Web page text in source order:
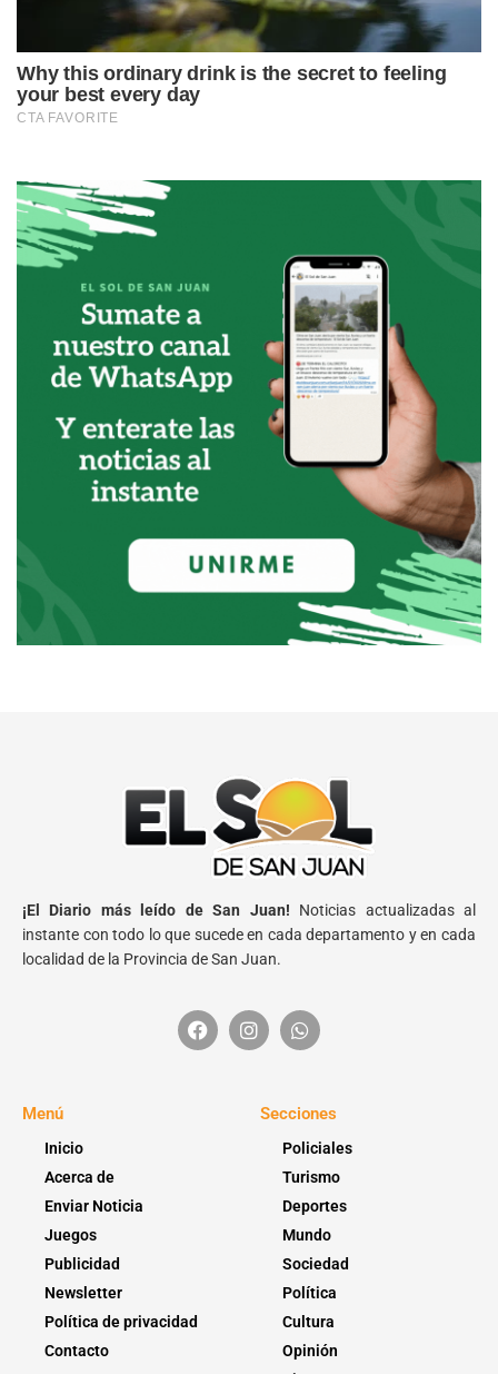
¡El Diario más leído de San Juan! Noticias actualizadas al
instante con todo lo que sucede en cada departamento y en cada
localidad de la Provincia de San Juan.
Menú
Inicio
Acerca de
Enviar Noticia
Juegos
Publicidad
Newsletter
Política de privacidad
Contacto
Secciones
Policiales
Turismo
Deportes
Mundo
Sociedad
Política
Cultura
Opinión